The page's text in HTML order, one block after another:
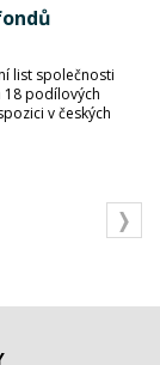
list společnosti
18 podílových
v českých